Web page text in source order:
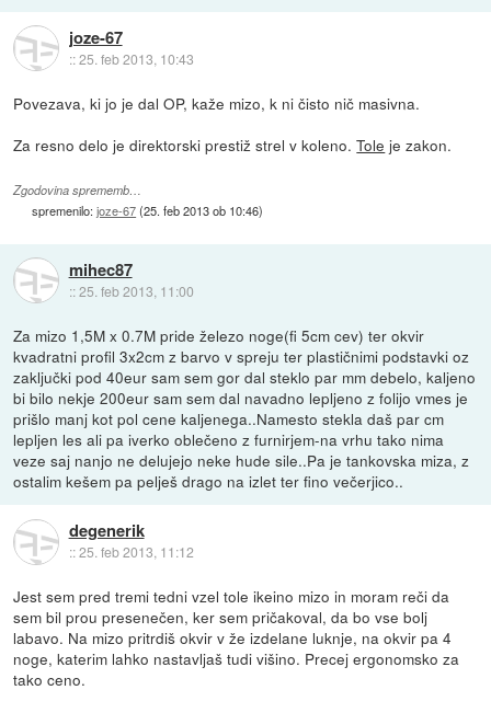
joze-67
::25. feb 2013, 10:43
Povezava, ki jo je dal OP, kaže mizo, k ni čisto nič masivna.
Za resno delo je direktorski prestiž strel v koleno.Tole je zakon.
Zgodovina sprememb…
spremenilo:joze-67(25. feb 2013 ob 10:46)
mihec87
::25. feb 2013, 11:00
Za mizo 1,5M x 0.7M pride železo noge(fi 5cm cev) ter okvir
kvadratni profil 3x2cm z barvo v spreju ter plastičnimi podstavki oz
zaključki pod 40eur sam sem gor dal steklo par mm debelo, kaljeno
bi bilo nekje 200eur sam sem dal navadno lepljeno z folijo vmes je
prišlo manj kot pol cene kaljenega..Namesto stekla daš par cm
lepljen les ali pa iverko oblečeno z furnirjem-na vrhu tako nima
veze saj nanjo ne delujejo neke hude sile..Pa je tankovska miza, z
ostalim kešem pa pelješ drago na izlet ter fino večerjico..
degenerik
::25. feb 2013, 11:12
Jest sem pred tremi tedni vzel tole ikeino mizo in moram reči da
sem bil prou presenečen, ker sem pričakoval, da bo vse bolj
labavo. Na mizo pritrdiš okvir v že izdelane luknje, na okvir pa 4
noge, katerim lahko nastavljaš tudi višino. Precej ergonomsko za
tako ceno.